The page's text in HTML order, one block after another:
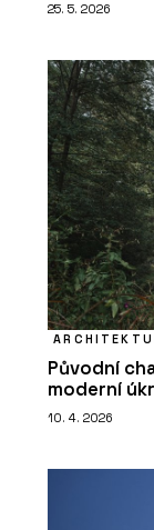
25. 5. 2026
Původní
moderní
10. 4. 2026